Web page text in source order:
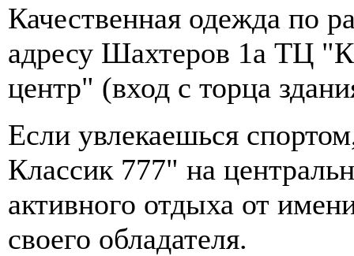
Качественная одежда по
адресу Шахтеров 1а ТЦ
центр" (вход с торца
Если увлекаешься
Классик 777" на
активного отдыха от
своего обладателя.